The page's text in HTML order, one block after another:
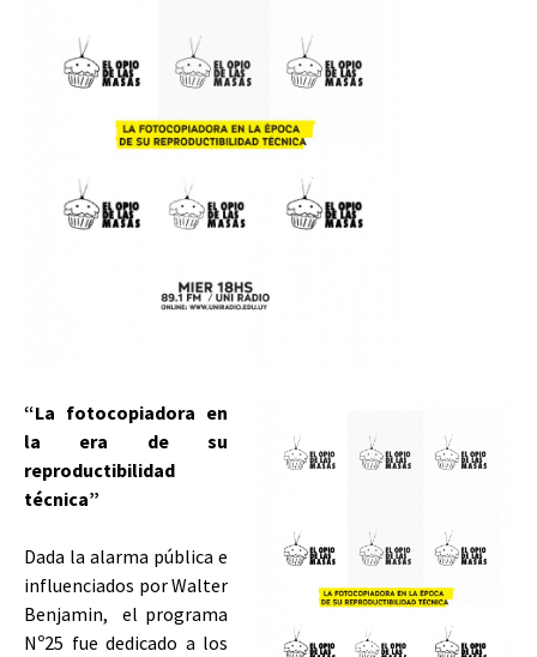
“La fotocopiadora en
la era de su
reproductibilidad
técnica”
Dada la alarma pública e
influenciados por Walter
Benjamin, el programa
Nº25 fue dedicado a los